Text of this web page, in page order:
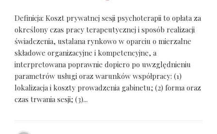
Definicja: Koszt prywatnej sesji psychoterapii to opłata za
określony czas pracy terapeutycznej i sposób realizacji
świadczenia, ustalana rynkowo w oparciu o mierzalne
składowe organizacyjne i kompetencyjne, a
interpretowana poprawnie dopiero po uwzględnieniu
parametrów usługi oraz warunków współpracy: (1)
lokalizacja i koszty prowadzenia gabinetu; (2) forma oraz
czas trwania sesji; (3)...